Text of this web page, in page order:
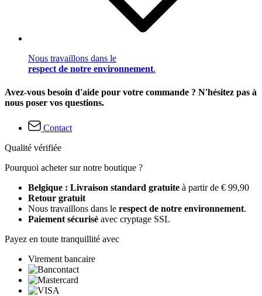
Nous travaillons dans le
respect de notre environnement.
Avez-vous besoin d'aide pour votre commande ? N'hésitez pas à
nous poser vos questions.
Contact
Qualité vérifiée
Pourquoi acheter sur notre boutique ?
Belgique : Livraison standard gratuite à partir de € 99,90
Retour gratuit
Nous travaillons dans le respect de notre environnement.
Paiement sécurisé avec cryptage SSL
Payez en toute tranquillité avec
Virement bancaire